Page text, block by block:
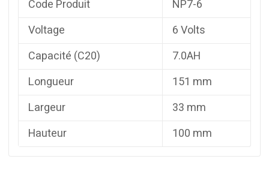
Code Produit
NP7-6
Voltage
6 Volts
Capacité (C20)
7.0AH
Longueur
151 mm
Largeur
33 mm
Hauteur
100 mm